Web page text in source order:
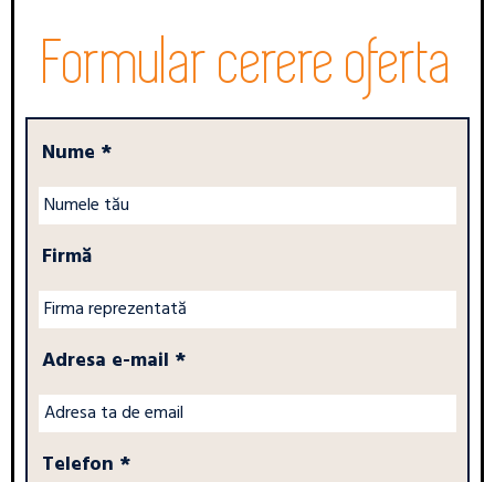
Formular cerere oferta
Nume *
Firmă
Adresa e-mail *
Telefon *